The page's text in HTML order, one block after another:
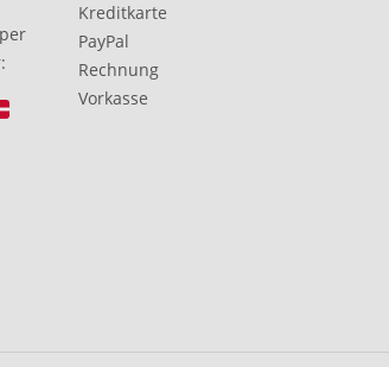
Kreditkarte
PayPal
Rechnung
Vorkasse